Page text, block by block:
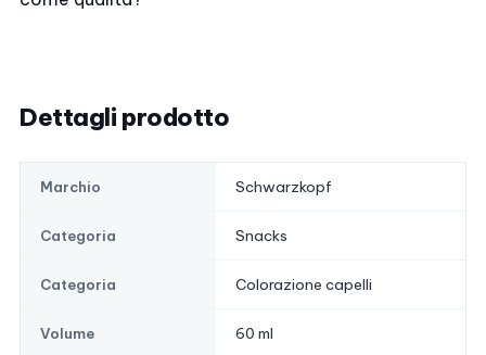
Dettagli prodotto
Marchio Schwarzkopf
Categoria Snacks
Categoria Colorazione capelli
Volume 60 ml